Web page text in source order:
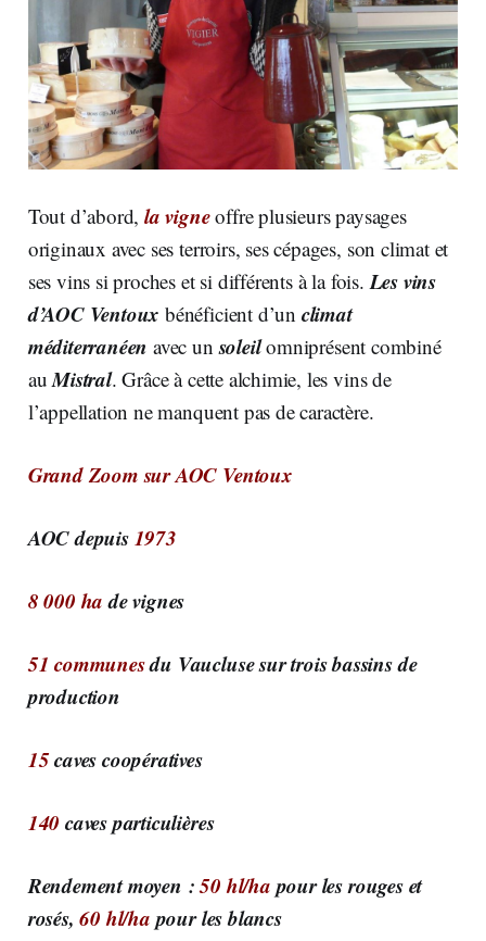
Tout d’abord,la vigneoffre plusieurs paysages
originaux avec ses terroirs, ses cépages, son climat et
ses vins si proches et si différents à la fois. Les vins
d’AOC Ventoux bénéficient d’un climat
méditerranéen avec unsoleilomniprésent combiné
auMistral. Grâce à cette alchimie, les vins de
l’appellation ne manquent pas de caractère.
Grand Zoom sur AOC Ventoux
AOC depuis1973
8 000 hade vignes
51 communesdu Vaucluse sur trois bassins de
production
15caves coopératives
140 caves particulières
Rendement moyen :50 hl/hapour les rouges et
rosés,60 hl/hapour les blancs